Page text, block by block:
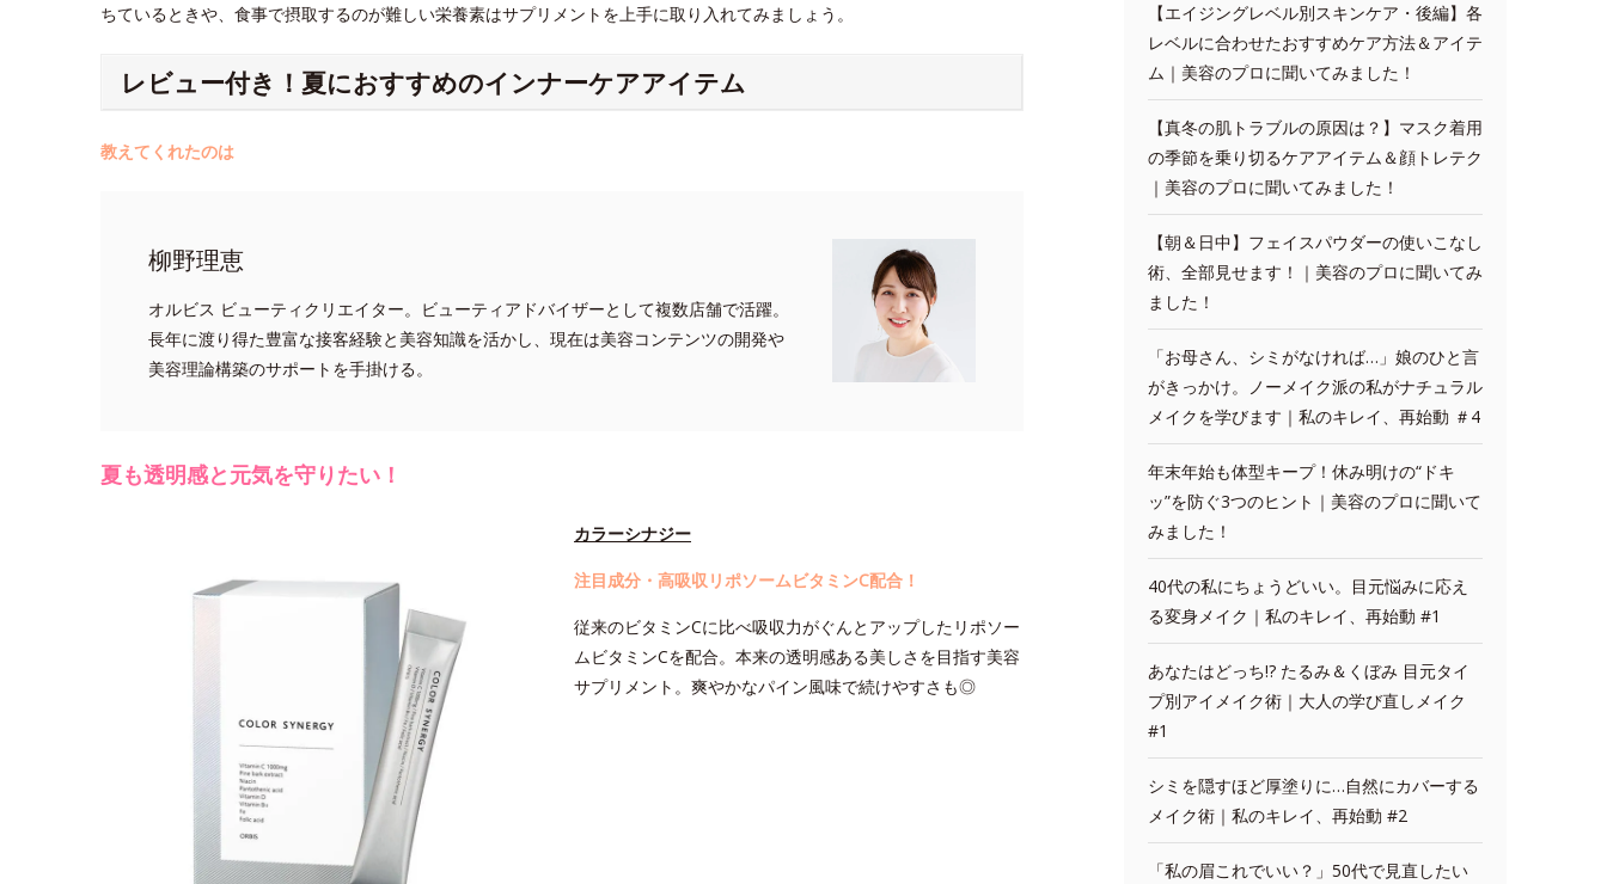
ちているときや、食事で摂取するのが難しい栄養素はサプリメントを上手に取り入れてみましょう。
レビュー付き！夏におすすめのインナーケアアイテム
教えてくれたのは
柳野理恵
オルビス ビューティクリエイター。ビューティアドバイザーとして複数店舗で活躍。
長年に渡り得た豊富な接客経験と美容知識を活かし、現在は美容コンテンツの開発や
美容理論構築のサポートを手掛ける。
夏も透明感と元気を守りたい！
カラーシナジー
注目成分・高吸収リポソームビタミンC配合！
従来のビタミンCに比べ吸収力がぐんとアップしたリポソー
ムビタミンCを配合。本来の透明感ある美しさを目指す美容
サプリメント。爽やかなパイン風味で続けやすさも◎
【エイジングレベル別スキンケア・後編】各
レベルに合わせたおすすめケア方法＆アイテ
ム｜美容のプロに聞いてみました！
【真冬の肌トラブルの原因は？】マスク着用
の季節を乗り切るケアアイテム＆顔トレテク
｜美容のプロに聞いてみました！
【朝＆日中】フェイスパウダーの使いこなし
術、全部見せます！｜美容のプロに聞いてみ
ました！
「お母さん、シミがなければ…」娘のひと言
がきっかけ。ノーメイク派の私がナチュラル
メイクを学びます｜私のキレイ、再始動 ＃4
年末年始も体型キープ！休み明けの“ドキ
ッ”を防ぐ3つのヒント｜美容のプロに聞いて
みました！
40代の私にちょうどいい。目元悩みに応え
る変身メイク｜私のキレイ、再始動 #1
あなたはどっち!? たるみ＆くぼみ 目元タイ
プ別アイメイク術｜大人の学び直しメイク
#1
シミを隠すほど厚塗りに…自然にカバーする
メイク術｜私のキレイ、再始動 #2
「私の眉これでいい？」50代で見直したい